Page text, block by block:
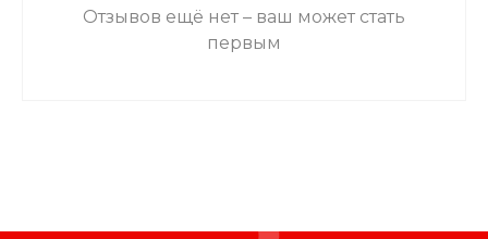
Отзывов ещё нет – ваш может стать
первым